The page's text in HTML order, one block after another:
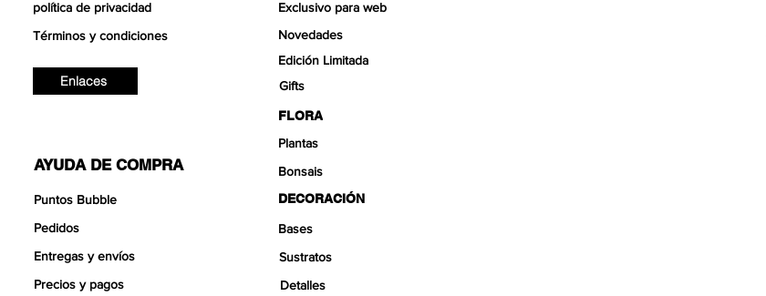
política de privacidad
Términos y condiciones
Enlaces
AYUDA DE COMPRA
Puntos Bubble
Pedidos
Entregas y envíos
Precios y pagos
Exclusivo para web
Novedades
Edición Limitada
Gifts
FLORA
Plantas
Bonsais
DECORACIÓN
Bases
Sustratos
Detalles